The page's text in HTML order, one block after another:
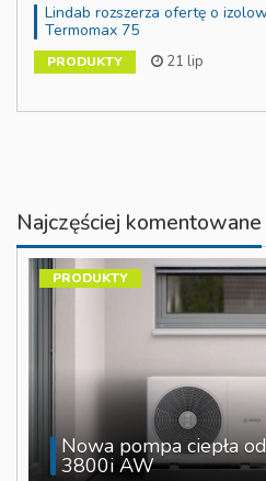
Lindab rozszerza ofertę o
Termomax 75
PRODUKTY 21 lip
Najczęściej komentowane
Nowa pompa ciepła
3800i AW
PRODUKTY